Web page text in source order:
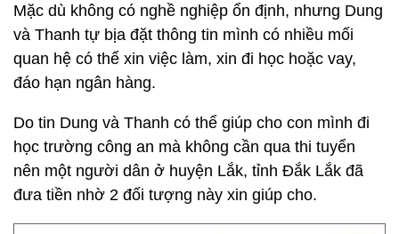
Mặc dù không có nghề nghiệp ổn định, nhưng Dung
và Thanh tự bịa đặt thông tin mình có nhiều mối
quan hệ có thể xin việc làm, xin đi học hoặc vay,
đáo hạn ngân hàng.
Do tin Dung và Thanh có thể giúp cho con mình đi
học trường công an mà không cần qua thi tuyển
nên một người dân ở huyện Lắk, tỉnh Đắk Lắk đã
đưa tiền nhờ 2 đối tượng này xin giúp cho.